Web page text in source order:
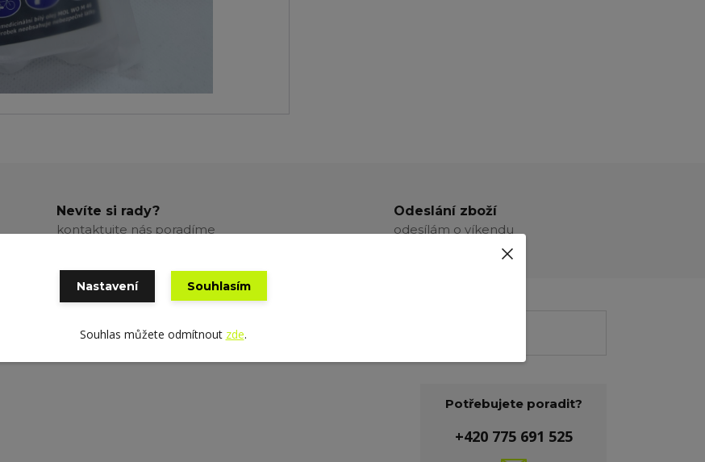
Nevíte si rady?
kontaktujte nás poradíme
Odeslání zboží
odesílám o víkendu
Potřebujete poradit?
+420 775 691 525
Nastavení Souhlasím
Souhlas můžete odmítnout zde.